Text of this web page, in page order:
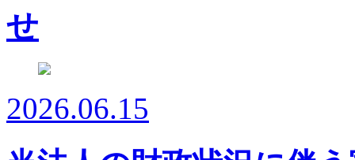
2026.06.15